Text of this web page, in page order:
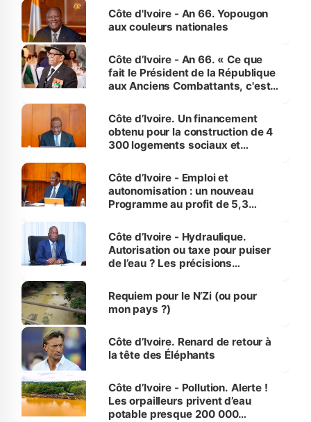
l'Etat de droit pour préserver les
vies humaines »
Côte d'Ivoire - An 66. Yopougon
aux couleurs nationales
Côte d’Ivoire - An 66. « Ce que
fait le Président de la République
aux Anciens Combattants, c'est
Côte d’Ivoire. Un financement
obtenu pour la construction de 4
300 logements sociaux et
et Yamoussoukro
Côte d’Ivoire - Emploi et
autonomisation : un nouveau
Programme au profit de 5,3
Côte d’Ivoire - Hydraulique.
Autorisation ou taxe pour puiser
de l’eau ? Les précisions
Requiem pour le N’Zi (ou pour
mon pays ?)
Côte d’Ivoire. Renard de retour à
la tête des Éléphants
Côte d’Ivoire - Pollution. Alerte !
Les orpailleurs privent d’eau
potable presque 200 000